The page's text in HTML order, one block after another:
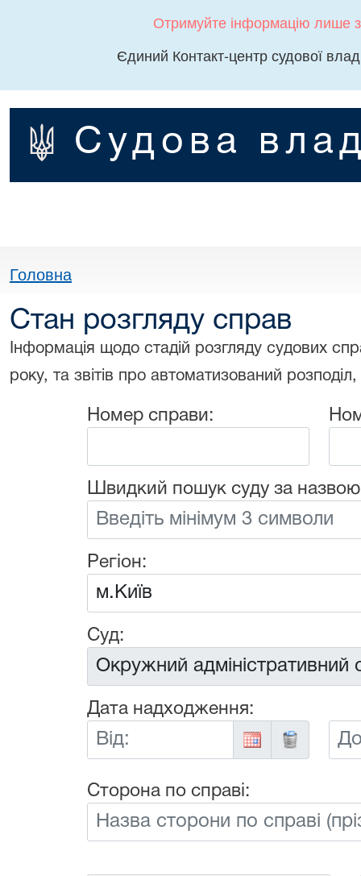
Отримуйте інформацію лише
Єдиний Контакт-центр судової
Судова
Головна
Стан розгляду справ
Інформація щодо стадій розгляду судових
року, та звітів про автоматизований
Номер справи:
Швидкий пошук суду за
Регіон:
Суд:
Дата надходження:
Від:
До:
Сторона по справі: